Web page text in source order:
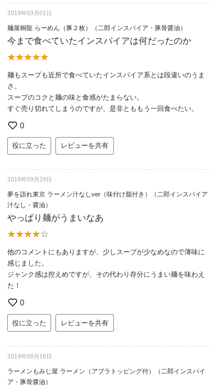
2019年03月01日
麺屋桐龍 らーめん（豚２枚）（二郎インスパイア・豚骨醤油）
今まで食べていたインスパイアは何だったのか
麺もスープも近所で食べていたインスパイア系とは段違いのうま
さ。
スープのコクと麺の味と食感がたまらない。
すぐ売り切れてしまうのですが、是非とももう一回食べたい。
0
役に立った レビューを共有
2019年09月29日
夢を語れ東京 ラーメン汁なしver（味付け脂付き）（二郎インスパイア
汁なし・醤油）
やっぱり麺がうまいなあ
他のコメントにもありますが、少しスープが少なめなので薄味に
感じました。
ジャンク感は控えめですが、その代わり存分にうまい麺を味わえ
た！
0
役に立った レビューを共有
2019年09月16日
ラーメンもみじ屋 ラーメン（アブラトッピング付）（二郎インスパイ
ア・豚骨醤油）